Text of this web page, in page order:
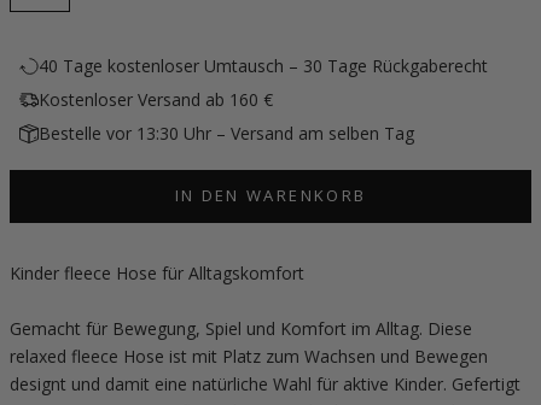
40 Tage kostenloser Umtausch – 30 Tage Rückgaberecht
Kostenloser Versand ab 160 €
Bestelle vor 13:30 Uhr – Versand am selben Tag
IN DEN WARENKORB
Kinder fleece Hose für Alltagskomfort
Gemacht für Bewegung, Spiel und Komfort im Alltag. Diese
relaxed fleece Hose ist mit Platz zum Wachsen und Bewegen
designt und damit eine natürliche Wahl für aktive Kinder. Gefertigt